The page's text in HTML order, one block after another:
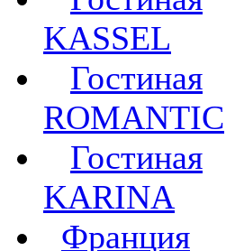
KASSEL
Гостиная
ROMANTIC
Гостиная
KARINA
Франция